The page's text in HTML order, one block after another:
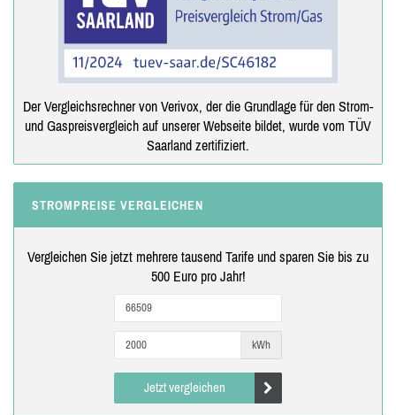
Der Vergleichsrechner von Verivox, der die Grundlage für den Strom-
und Gaspreisvergleich auf unserer Webseite bildet, wurde vom TÜV
Saarland zertifiziert.
STROMPREISE VERGLEICHEN
Vergleichen Sie jetzt mehrere tausend Tarife und sparen Sie bis zu
500 Euro pro Jahr!
kWh
Jetzt vergleichen